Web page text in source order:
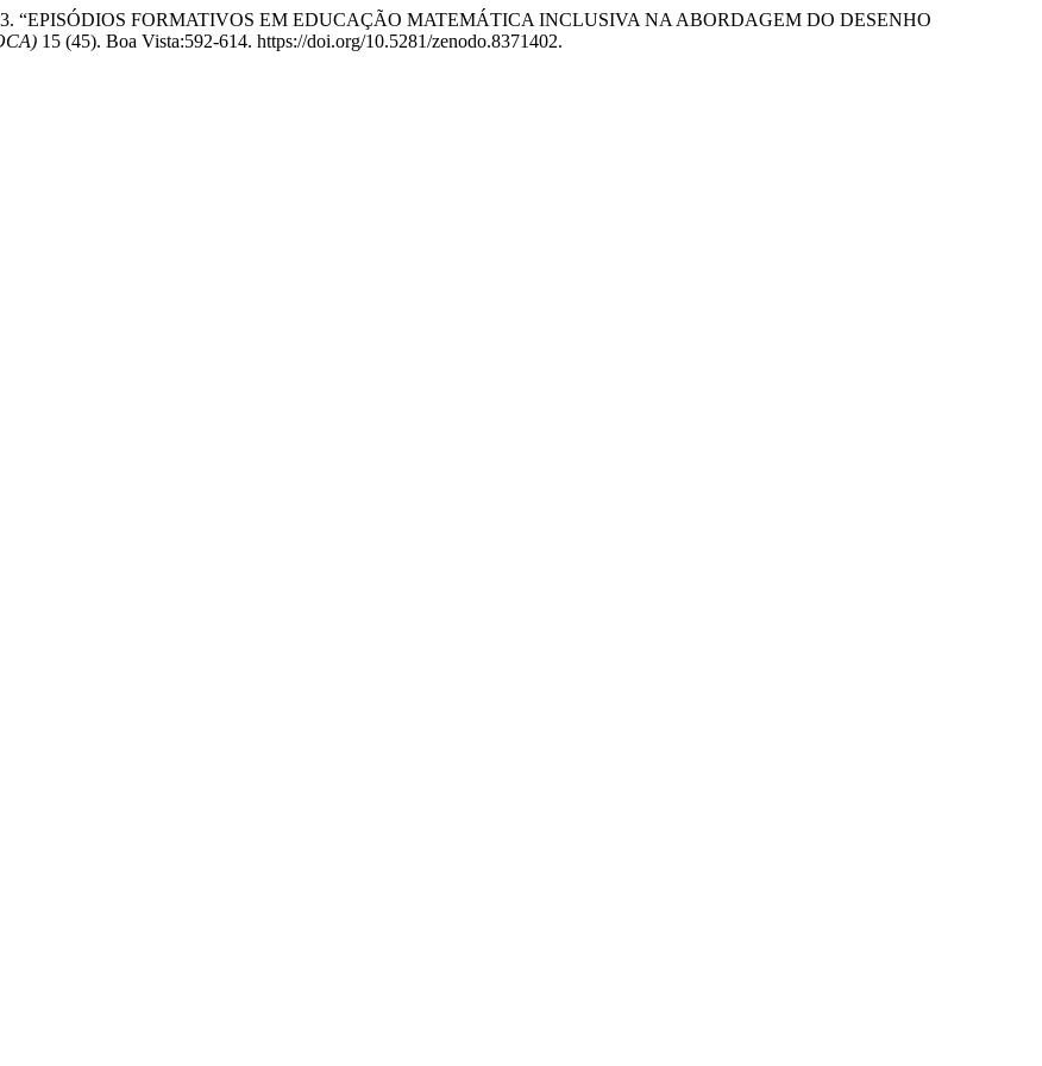
“EPISÓDIOS FORMATIVOS EM EDUCAÇÃO MATEMÁTICA INCLUSIVA NA ABORDAGEM DO DESENHO
15 (45). Boa Vista:592-614. https://doi.org/10.5281/zenodo.8371402.